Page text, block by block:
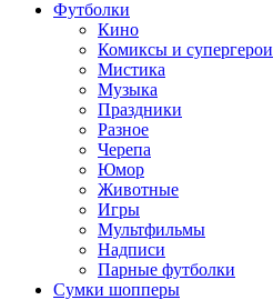
Футболки
Кино
Комиксы и супергерои
Мистика
Музыка
Праздники
Разное
Черепа
Юмор
Животные
Игры
Мультфильмы
Надписи
Парные футболки
Сумки шопперы